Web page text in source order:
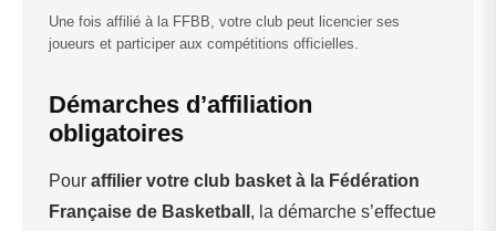
Une fois affilié à la FFBB, votre club peut licencier ses
joueurs et participer aux compétitions officielles.
Démarches d’affiliation
obligatoires
Pour affilier votre club basket à la Fédération
Française de Basketball , la démarche s’effectue